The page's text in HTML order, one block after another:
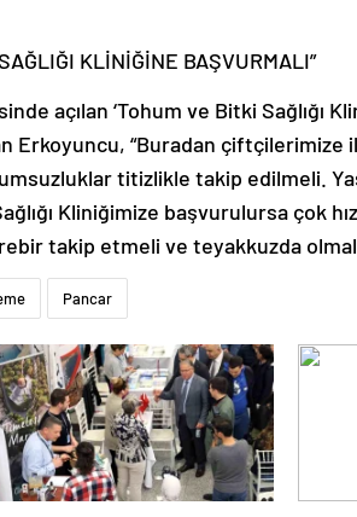
KLİNİĞİNE BAŞVURMALI”
açılan ‘Tohum ve Bitki Sağlığı
Erkoyuncu, “Buradan çiftçilerimize
titizlikle takip edilmeli.
Kliniğimize başvurulursa çok
takip etmeli ve teyakkuzda
Pancar